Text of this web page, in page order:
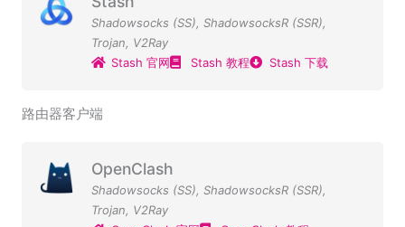
Shadowsocks (SS), ShadowsocksR (SSR),
Trojan, V2Ray
Stash 官网
Stash 教程 Stash 下载
路由器客户端
OpenClash
Shadowsocks (SS), ShadowsocksR (SSR),
Trojan, V2Ray